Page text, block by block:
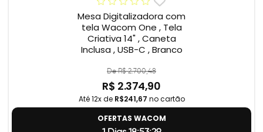
Mesa Digitalizadora com
tela Wacom One , Tela
Criativa 14" , Caneta
Inclusa , USB-C , Branco
De R$ 2.700,48
R$ 2.374,90
Até 12x de R$241,67 no cartão
OFERTAS WACOM